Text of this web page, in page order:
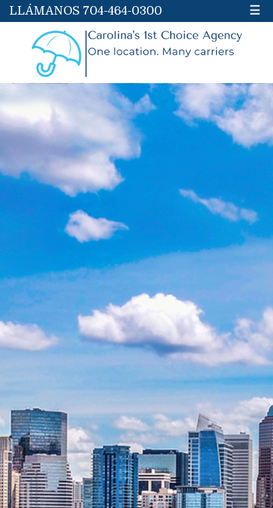
LLÁMANOS 704-464-0300 ☰